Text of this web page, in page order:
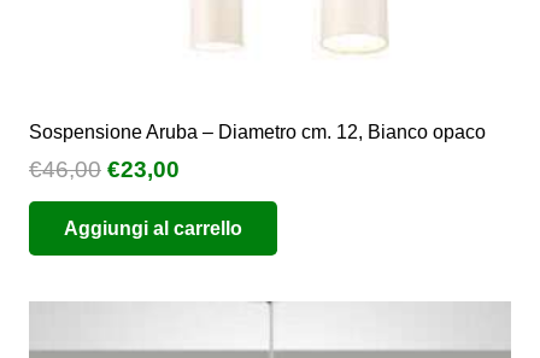
Sospensione Aruba – Diametro cm. 12, Bianco opaco
€46,00 Il
prezzo
originale
era:
€23,00
prezzo
attuale
è:
Aggiungi al carrello